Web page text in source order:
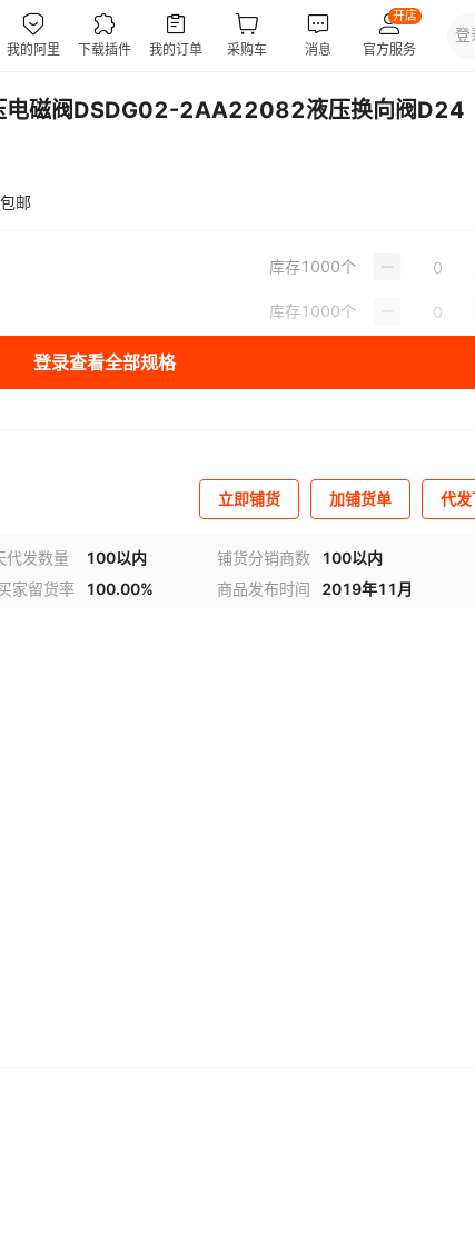
电磁阀DSDG02-2AA22082液压换向阀D24
包邮
库存1000个
库存1000个
登录查看全部规格
立即铺货 加铺货单 代
代发数量 100以内 铺货分销商数
100以内
家留货率 100.00% 商品发布时间 2019年11月